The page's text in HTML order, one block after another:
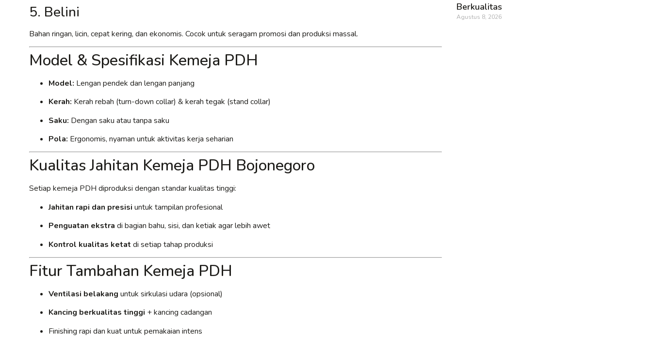
5. Belini
Bahan ringan, licin, cepat kering, dan ekonomis. Cocok untuk seragam promosi dan produksi massal.
Model & Spesifikasi Kemeja PDH
Model: Lengan pendek dan lengan panjang
Kerah: Kerah rebah (turn-down collar) & kerah tegak (stand collar)
Saku: Dengan saku atau tanpa saku
Pola: Ergonomis, nyaman untuk aktivitas kerja seharian
Kualitas Jahitan Kemeja PDH Bojonegoro
Setiap kemeja PDH diproduksi dengan standar kualitas tinggi:
Jahitan rapi dan presisi untuk tampilan profesional
Penguatan ekstra di bagian bahu, sisi, dan ketiak agar lebih awet
Kontrol kualitas ketat di setiap tahap produksi
Fitur Tambahan Kemeja PDH
Ventilasi belakang untuk sirkulasi udara (opsional)
Kancing berkualitas tinggi + kancing cadangan
Finishing rapi dan kuat untuk pemakaian intens
Berkualitas
Agustus 8, 2026